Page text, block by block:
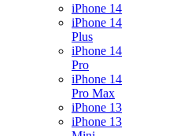
iPhone 14
iPhone 14
Plus
iPhone 14
Pro
iPhone 14
Pro Max
iPhone 13
iPhone 13